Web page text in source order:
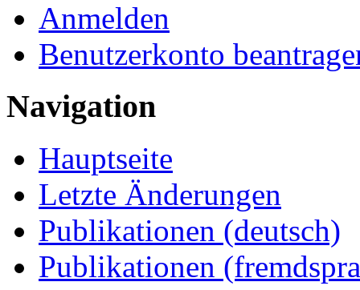
Anmelden
Benutzerkonto
Navigation
Hauptseite
Letzte Änderungen
Publikationen (deutsch)
Publikationen